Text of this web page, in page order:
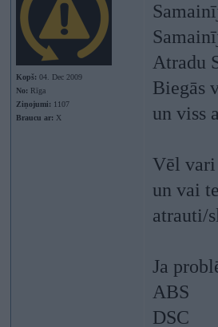
Kopš: 04. Dec 2009
No: Rīga
Ziņojumi: 1107
Braucu ar: X
Atradu
Biegās
un viss
Vēl vari
un vai
atrauti/
Ja
ABS
DSC